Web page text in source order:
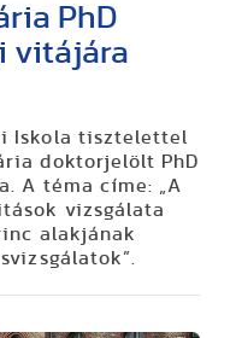
PhD
vitájára
Iskola tisztelettel
doktorjelölt PhD
A téma címe: „A
vizsgálata
alakjának